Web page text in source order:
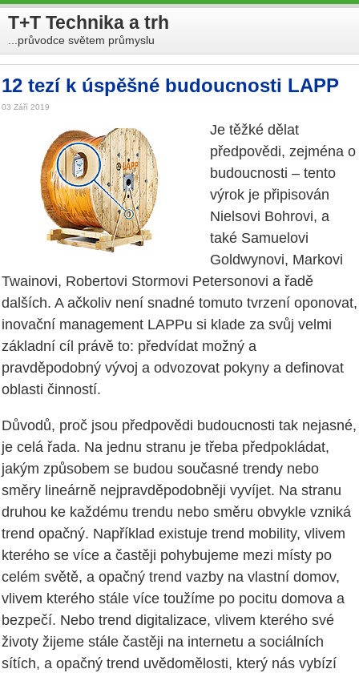
T+T Technika a trh
...průvodce světem průmyslu
12 tezí k úspěšné budoucnosti LAPP
03 Září 2019
Je těžké dělat
předpovědi, zejména o
budoucnosti – tento
výrok je připisován
Nielsovi Bohrovi, a
také Samuelovi
Goldwynovi, Markovi
Twainovi, Robertovi Stormovi Petersonovi a řadě
dalších. A ačkoliv není snadné tomuto tvrzení oponovat,
inovační management LAPPu si klade za svůj velmi
základní cíl právě to: předvídat možný a
pravděpodobný vývoj a odvozovat pokyny a definovat
oblasti činností.
Důvodů, proč jsou předpovědi budoucnosti tak nejasné,
je celá řada. Na jednu stranu je třeba předpokládat,
jakým způsobem se budou současné trendy nebo
směry lineárně nejpravděpodobněji vyvíjet. Na stranu
druhou ke každému trendu nebo směru obvykle vzniká
trend opačný. Například existuje trend mobility, vlivem
kterého se více a častěji pohybujeme mezi místy po
celém světě, a opačný trend vazby na vlastní domov,
vlivem kterého stále více toužíme po pocitu domova a
bezpečí. Nebo trend digitalizace, vlivem kterého své
životy žijeme stále častěji na internetu a sociálních
sítích, a opačný trend uvědomělosti, který nás vybízí